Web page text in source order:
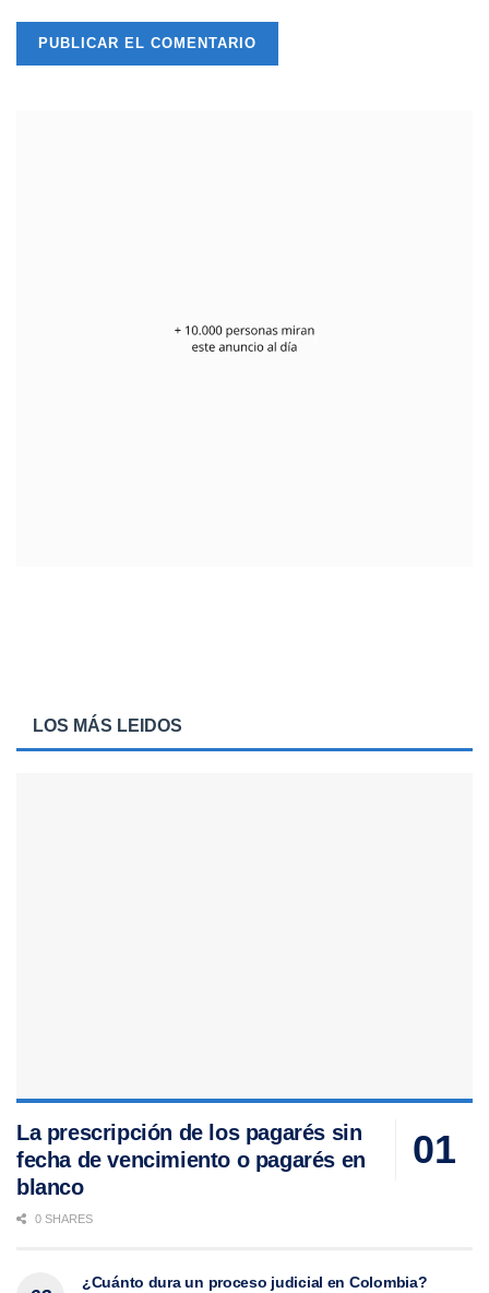
LOS MÁS LEIDOS
La prescripción de los pagarés sin
fecha de vencimiento o pagarés en
blanco
0 SHARES
¿Cuánto dura un proceso judicial en Colombia?